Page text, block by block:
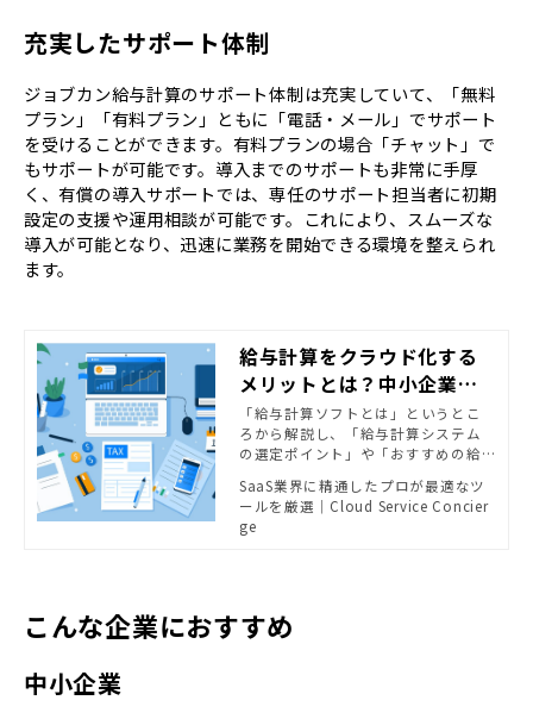
充実したサポート体制
ジョブカン給与計算のサポート体制は充実していて、「無料
プラン」「有料プラン」ともに「電話・メール」でサポート
を受けることができます。有料プランの場合「チャット」で
もサポートが可能です。導入までのサポートも非常に手厚
く、有償の導入サポートでは、専任のサポート担当者に初期
設定の支援や運用相談が可能です。これにより、スムーズな
導入が可能となり、迅速に業務を開始できる環境を整えられ
ます。
給与計算をクラウド化する
メリットとは？中小企業に
おすすめのソフトも紹介！ |
SaaS業界に精通したプロが
最適なツールを厳選｜Clou
d Service Concierge
「給与計算ソフトとは」というとこ
ろから解説し、「給与計算システム
の選定ポイント」や「おすすめの給
たします。
SaaS業界に精通したプロが最適なツ
ールを厳選｜Cloud Service Concier
ge
こんな企業におすすめ
中小企業